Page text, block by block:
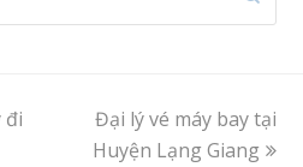
đi
next
post:
Đại lý vé máy bay tại
Huyện Lạng Giang